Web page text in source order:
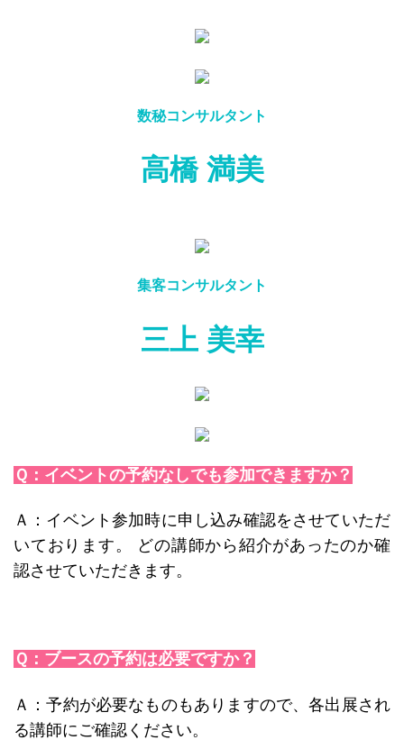
数秘コンサルタント
高橋 満美
集客コンサルタント
三上 美幸
Ｑ：イベントの予約なしでも参加できますか？
Ａ：イベント参加時に申し込み確認をさせていただ
いております。 どの講師から紹介があったのか確
認させていただきます。
Ｑ：ブースの予約は必要ですか？
Ａ：予約が必要なものもありますので、各出展され
る講師にご確認ください。